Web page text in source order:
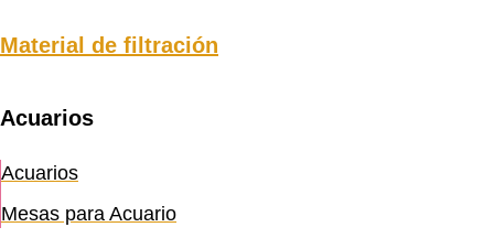
Material de filtración
Acuarios
Acuarios
Mesas para Acuario